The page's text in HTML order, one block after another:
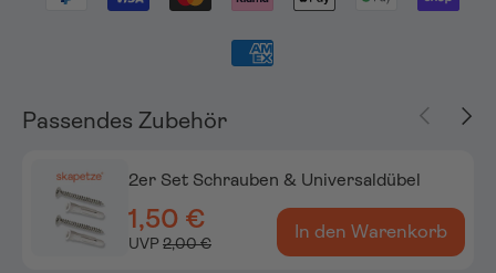
Passendes Zubehör Vorherige
2er Set Schrauben & Universaldübel
1,50 €
UVP 2,00 €
In den Warenkorb